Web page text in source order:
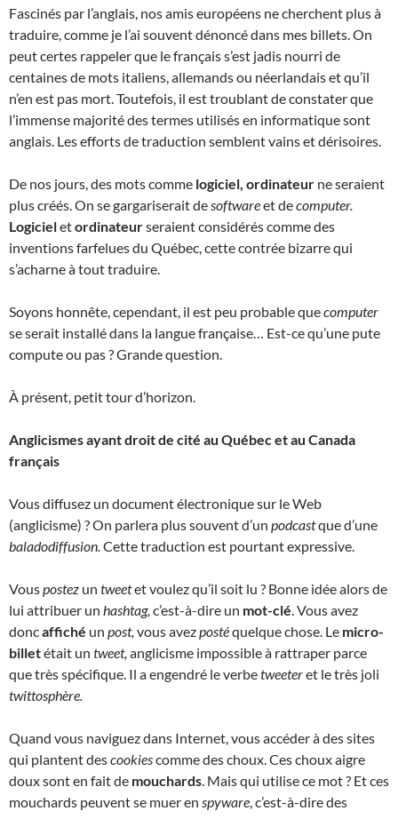
Fascinés par l’anglais, nos amis européens ne cherchent plus à
traduire, comme je l’ai souvent dénoncé dans mes billets. On
peut certes rappeler que le français s’est jadis nourri de
centaines de mots italiens, allemands ou néerlandais et qu’il
n’en est pas mort. Toutefois, il est troublant de constater que
l’immense majorité des termes utilisés en informatique sont
anglais. Les efforts de traduction semblent vains et dérisoires.
De nos jours, des mots comme logiciel, ordinateur ne seraient
plus créés. On se gargariserait desoftwareet decomputer.
Logicieletordinateurseraient considérés comme des
inventions farfelues du Québec, cette contrée bizarre qui
s’acharne à tout traduire.
Soyons honnête, cependant, il est peu probable quecomputer
se serait installé dans la langue française… Est-ce qu’une pute
compute ou pas ? Grande question.
À présent, petit tour d’horizon.
Anglicismes ayant droit de cité au Québec et au Canada
français
Vous diffusez un document électronique sur le Web
(anglicisme) ? On parlera plus souvent d’un podcastque d’une
baladodiffusion.Cette traduction est pourtant expressive.
Vouspostez un tweetet voulez qu’il soit lu ? Bonne idée alors de
lui attribuer un hashtag, c’est-à-dire un mot-clé. Vous avez
doncaffiché un post, vous avezpostéquelque chose. Le micro-
billetétait un tweet, anglicisme impossible à rattraper parce
que très spécifique. Il a engendré le verbetweeteret le très joli
twittosphère.
Quand vous naviguez dans Internet, vous accéder à des sites
qui plantent descookiescomme des choux. Ces choux aigre
doux sont en fait de mouchards. Mais qui utilise ce mot ? Et ces
mouchards peuvent se muer en spyware, c’est-à-dire des